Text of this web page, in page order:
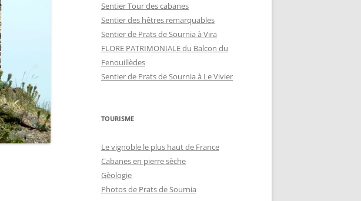
Sentier Tour des cabanes
Sentier des hêtres remarquables
Sentier de Prats de Sournia à Vira
FLORE PATRIMONIALE du Balcon du
Fenouillèdes
Sentier de Prats de Sournia à Le Vivier
TOURISME
Le vignoble le plus haut de France
Cabanes en pierre sèche
Gèologie
Photos de Prats de Sournia